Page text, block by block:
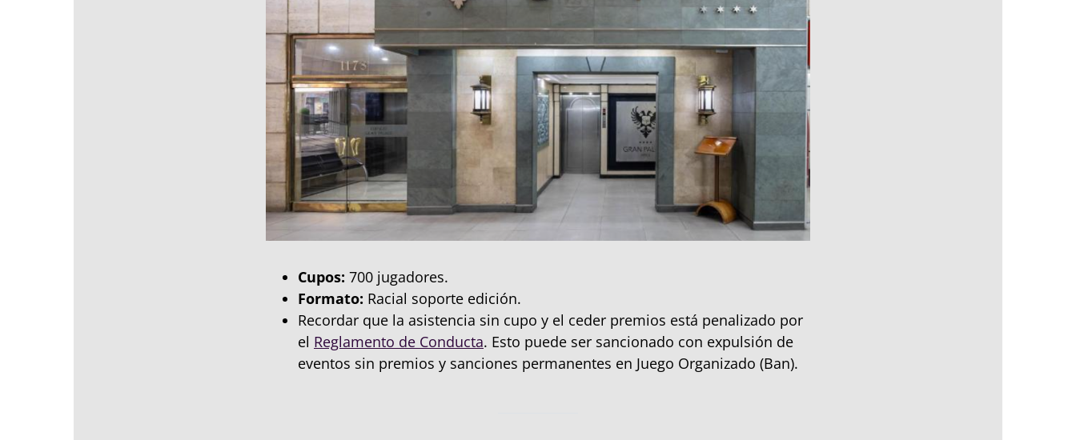
Cupos: 700 jugadores.
Formato: Racial soporte edición.
Recordar que la asistencia sin cupo y el ceder premios está penalizado por
el Reglamento de Conducta. Esto puede ser sancionado con expulsión de
eventos sin premios y sanciones permanentes en Juego Organizado (Ban).